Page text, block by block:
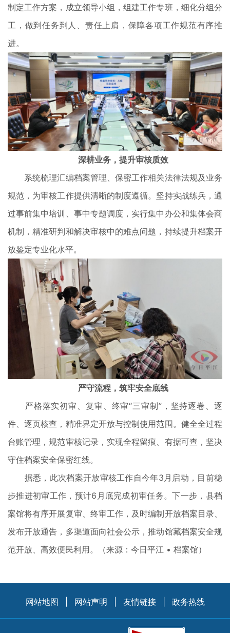
制定工作方案，成立领导小组，组建工作专班，细化分组分
工，做到任务到人、责任上肩，保障各项工作规范有序推
进。
深耕业务，提升审核质效
系统梳理汇编档案管理、保密工作相关法律法规及业务
规范，为审核工作提供清晰的制度遵循。坚持实战练兵，通
过事前集中培训、事中专题调度，实行集中办公和集体会商
机制，精准研判和解决审核中的难点问题，持续提升档案开
放鉴定专业化水平。
严守流程，筑牢安全底线
严格落实初审、复审、终审“三审制”，坚持逐卷、逐
件、逐页核查，精准界定开放与控制使用范围。健全全过程
台账管理，规范审核记录，实现全程留痕、有据可查，坚决
守住档案安全保密红线。
据悉，此次档案开放审核工作自今年3月启动，目前稳
步推进初审工作，预计6月底完成初审任务。下一步，县档
案馆将有序开展复审、终审工作，及时编制开放档案目录、
发布开放通告，多渠道面向社会公示，推动馆藏档案安全规
范开放、高效便民利用。（来源：今日平江 • 档案馆）
网站地图 网站声明 友情链接 政务热线